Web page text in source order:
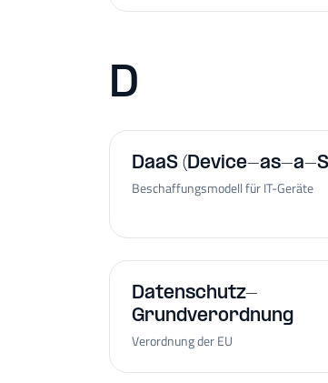
D
DaaS (Device-as-a-
Beschaffungsmodell für IT-Geräte
Datenschutz-
Grundverordnung
Verordnung der EU